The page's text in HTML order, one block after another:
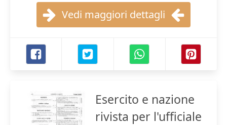
Vedi maggiori dettagli
Esercito e nazione
rivista per l'ufficiale